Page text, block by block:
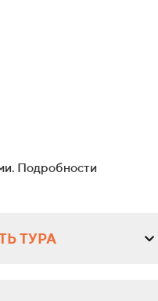
Подробности
ТУРА